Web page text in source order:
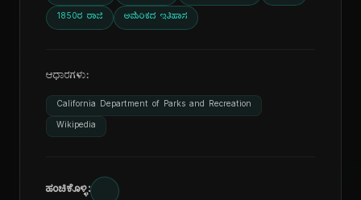
1850ರ ರಾಜಿ ಅಮೆರಿಕದ ಇತಿಹಾಸ
ಆಧಾರಗಳು:
California Department of Parks and Recreation
Wikipedia
ಹಂಚಿಕೊಳ್ಳಿ: